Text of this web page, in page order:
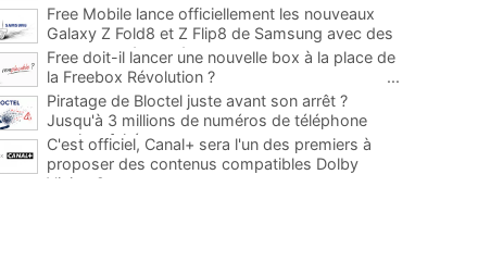
Free Mobile lance officiellement les nouveaux
Galaxy Z Fold8 et Z Flip8 de Samsung avec des
promos et des cadeaux
...
Free doit-il lancer une nouvelle box à la place de
la Freebox Révolution ?
...
Piratage de Bloctel juste avant son arrêt ?
Jusqu'à 3 millions de numéros de téléphone
auraient fuité
C'est officiel, Canal+ sera l'un des premiers à
proposer des contenus compatibles Dolby
Vision 2